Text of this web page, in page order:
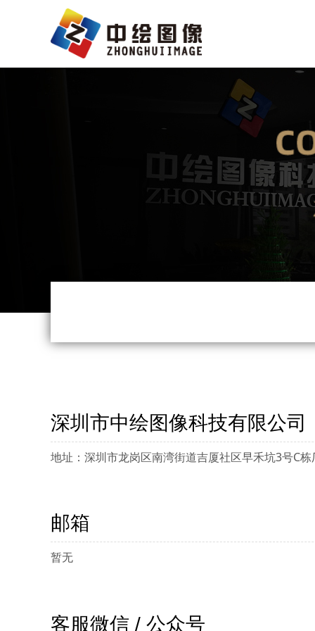
深圳市中绘图像科技有限公司
地址：深圳市龙岗区南湾街道吉厦社区早禾坑3号C
邮箱
暂无
客服微信 / 公众号